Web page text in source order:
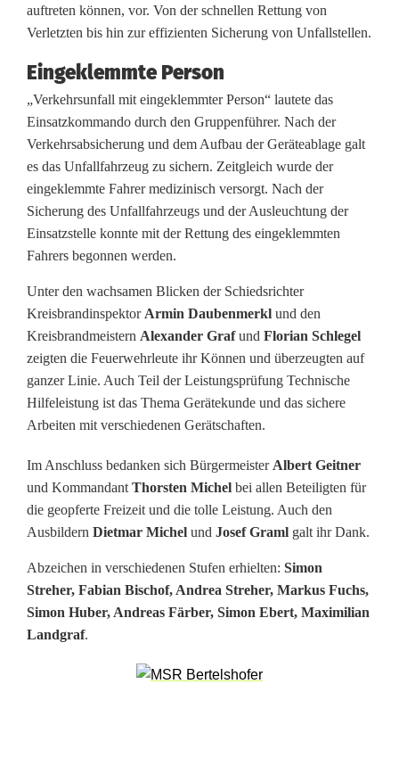
n
o
l
l
e
n
:
L
e
i
s
t
n
g
p
r
auftreten können, vor. Von der schnellen Rettung von
Verletzten bis hin zur effizienten Sicherung von Unfallstellen.
Eingeklemmte Person
„Verkehrsunfall mit eingeklemmter Person“ lautete das
Einsatzkommando durch den Gruppenführer. Nach der
Verkehrsabsicherung und dem Aufbau der Geräteablage galt
es das Unfallfahrzeug zu sichern. Zeitgleich wurde der
eingeklemmte Fahrer medizinisch versorgt. Nach der
Sicherung des Unfallfahrzeugs und der Ausleuchtung der
Einsatzstelle konnte mit der Rettung des eingeklemmten
Fahrers begonnen werden.
Unter den wachsamen Blicken der Schiedsrichter
Kreisbrandinspektor Armin Daubenmerkl und den
Kreisbrandmeistern Alexander Grafund Florian Schlegel
zeigten die Feuerwehrleute ihr Können und überzeugten auf
ganzer Linie. Auch Teil der Leistungsprüfung Technische
Hilfeleistung ist das Thema Gerätekunde und das sichere
Arbeiten mit verschiedenen Gerätschaften.
Im Anschluss bedanken sich Bürgermeister Albert Geitner
und Kommandant Thorsten Michel bei allen Beteiligten für
die geopferte Freizeit und die tolle Leistung. Auch den
Ausbildern Dietmar Michel und Josef Graml galt ihr Dank.
Abzeichen in verschiedenen Stufen erhielten: Simon
Streher, Fabian Bischof, Andrea Streher, Markus Fuchs,
Simon Huber, Andreas Färber, Simon Ebert, Maximilian
Landgraf.